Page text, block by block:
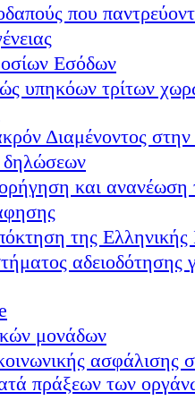
που
Εσόδων
τρίτων
Διαμένοντος
και ανανέωση
της Ελληνικής
αδειοδότησης
μονάδων
ασφάλισης
πράξεων των